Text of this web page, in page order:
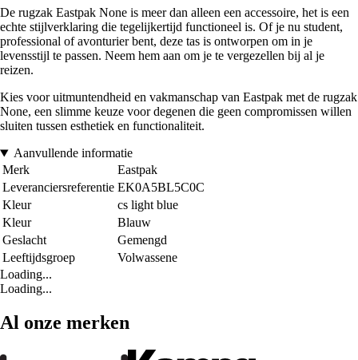
De rugzak Eastpak None is meer dan alleen een accessoire, het is een
echte stijlverklaring die tegelijkertijd functioneel is. Of je nu student,
professional of avonturier bent, deze tas is ontworpen om in je
levensstijl te passen. Neem hem aan om je te vergezellen bij al je
reizen.
Kies voor uitmuntendheid en vakmanschap van Eastpak met de rugzak
None, een slimme keuze voor degenen die geen compromissen willen
sluiten tussen esthetiek en functionaliteit.
Aanvullende informatie
Merk
Eastpak
Leveranciersreferentie EK0A5BL5C0C
Kleur
cs light blue
Kleur
Blauw
Geslacht
Gemengd
Leeftijdsgroep
Volwassene
Loading...
Loading...
Al onze merken